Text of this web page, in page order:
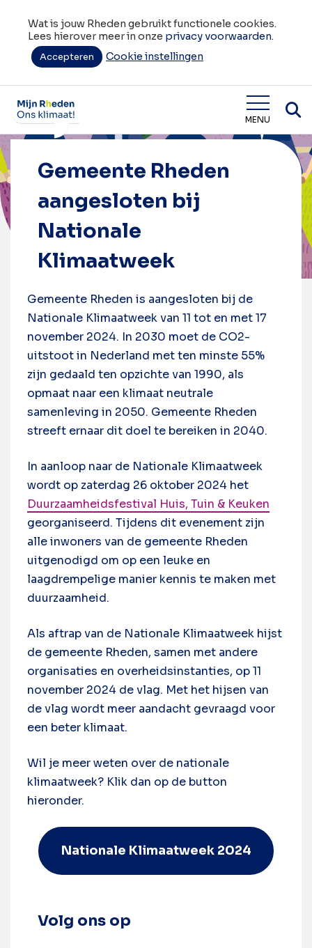
Wat is jouw Rheden gebruikt functionele cookies.
Lees hierover meer in onze privacy voorwaarden.
Accepteren Cookie instellingen
Wat is jouw Rheden MENU
Home
Klimaatweek
Gemeente Rheden
aangesloten bij
Nationale
Klimaatweek
Gemeente Rheden is aangesloten bij de
Nationale Klimaatweek van 11 tot en met 17
november 2024. In 2030 moet de CO2-
uitstoot in Nederland met ten minste 55%
zijn gedaald ten opzichte van 1990, als
opmaat naar een klimaat neutrale
samenleving in 2050. Gemeente Rheden
streeft ernaar dit doel te bereiken in 2040.
In aanloop naar de Nationale Klimaatweek
wordt op zaterdag 26 oktober 2024 het
Duurzaamheidsfestival Huis, Tuin & Keuken
georganiseerd. Tijdens dit evenement zijn
alle inwoners van de gemeente Rheden
uitgenodigd om op een leuke en
laagdrempelige manier kennis te maken met
duurzaamheid.
Als aftrap van de Nationale Klimaatweek hijst
de gemeente Rheden, samen met andere
organisaties en overheidsinstanties, op 11
november 2024 de vlag. Met het hijsen van
de vlag wordt meer aandacht gevraagd voor
een beter klimaat.
Wil je meer weten over de nationale
klimaatweek? Klik dan op de button
hieronder.
Nationale Klimaatweek 2024
Volg ons op